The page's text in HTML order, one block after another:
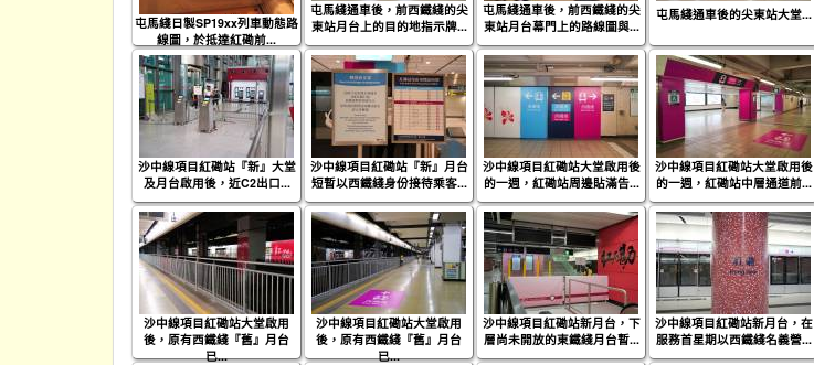
屯馬綫日製SP19xx列車動態路
線圖，於抵達紅磡前...
屯馬綫通車後，前西鐵綫的尖
東站月台上的目的地指示牌...
屯馬綫通車後，前西鐵綫的尖
東站月台幕門上的路線圖與...
屯馬綫通車後的尖東站大堂...
沙中線項目紅磡站『新』大堂
及月台啟用後，近C2出口...
沙中線項目紅磡站『新』月台
短暫以西鐵綫身份接待乘客...
沙中線項目紅磡站大堂啟用後
的一週，紅磡站周邊貼滿告...
沙中線項目紅磡站大堂啟用後
的一週，紅磡站中層通道前...
沙中線項目紅磡站大堂啟用
後，原有西鐵綫『舊』月台
已...
沙中線項目紅磡站大堂啟用
後，原有西鐵綫『舊』月台
已...
沙中線項目紅磡站新月台，下
層尚未開放的東鐵綫月台暫...
沙中線項目紅磡站新月台，在
服務首星期以西鐵綫名義營...